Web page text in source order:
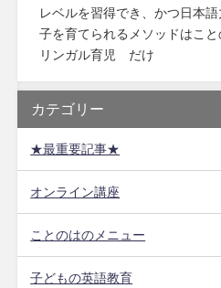
レベルを習得でき、かつ日本
子を育てられるメソッドはこと
リンガル育児®だけ
カテゴリー
★最重要記事★
オンライン講座
ことのはのメニュー
子どもの英語教育